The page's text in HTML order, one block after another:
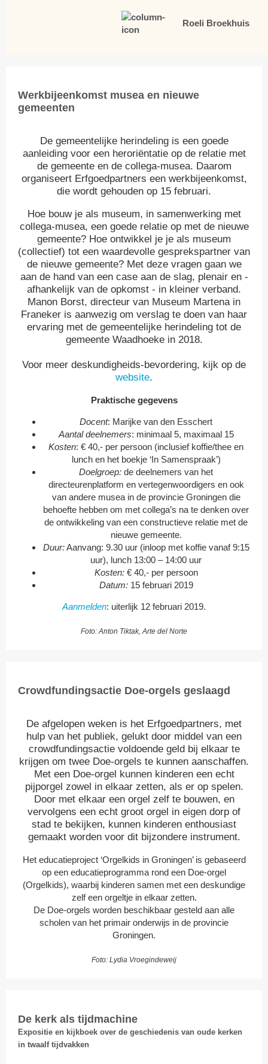
Roeli Broekhuis
Werkbijeenkomst musea en nieuwe
gemeenten
De gemeentelijke herindeling is een goede
aanleiding voor een heroriëntatie op de relatie met
de gemeente en de collega-musea. Daarom
organiseert Erfgoedpartners een werkbijeenkomst,
die wordt gehouden op 15 februari.
Hoe bouw je als museum, in samenwerking met
collega-musea, een goede relatie op met de nieuwe
gemeente? Hoe ontwikkel je je als museum
(collectief) tot een waardevolle gesprekspartner van
de nieuwe gemeente? Met deze vragen gaan we
aan de hand van een case aan de slag, plenair en -
afhankelijk van de opkomst - in kleiner verband.
Manon Borst, directeur van Museum Martena in
Franeker is aanwezig om verslag te doen van haar
ervaring met de gemeentelijke herindeling tot de
gemeente Waadhoeke in 2018.
Voor meer deskundigheids-bevordering, kijk op de
website.
Praktische gegevens
Docent: Marijke van den Esschert
Aantal deelnemers: minimaal 5, maximaal 15
Kosten: € 40,- per persoon (inclusief koffie/thee en
lunch en het boekje ‘In Samenspraak’)
Doelgroep: de deelnemers van het
directeurenplatform en vertegenwoordigers en ook
van andere musea in de provincie Groningen die
behoefte hebben om met collega’s na te denken over
de ontwikkeling van een constructieve relatie met de
nieuwe gemeente.
Duur:Aanvang: 9.30 uur (inloop met koffie vanaf 9:15
uur), lunch 13:00 – 14:00 uur
Kosten:€ 40,- per persoon
Datum:15 februari 2019
Aanmelden: uiterlijk 12 februari 2019.
Foto: Anton Tiktak, Arte del Norte
Crowdfundingsactie Doe-orgels geslaagd
De afgelopen weken is het Erfgoedpartners, met
hulp van het publiek, gelukt door middel van een
crowdfundingsactie voldoende geld bij elkaar te
krijgen om twee Doe-orgels te kunnen aanschaffen.
Met een Doe-orgel kunnen kinderen een echt
pijporgel zowel in elkaar zetten, als er op spelen.
Door met elkaar een orgel zelf te bouwen, en
vervolgens een echt groot orgel in eigen dorp of
stad te bekijken, kunnen kinderen enthousiast
gemaakt worden voor dit bijzondere instrument.
Het educatieproject ‘Orgelkids in Groningen’ is gebaseerd
op een educatieprogramma rond een Doe-orgel
(Orgelkids), waarbij kinderen samen met een deskundige
zelf een orgeltje in elkaar zetten.
De Doe-orgels worden beschikbaar gesteld aan alle
scholen van het primair onderwijs in de provincie
Groningen.
Foto: Lydia Vroegindeweij
De kerk als tijdmachine
Expositie en kijkboek over de geschiedenis van oude kerken
in twaalf tijdvakken